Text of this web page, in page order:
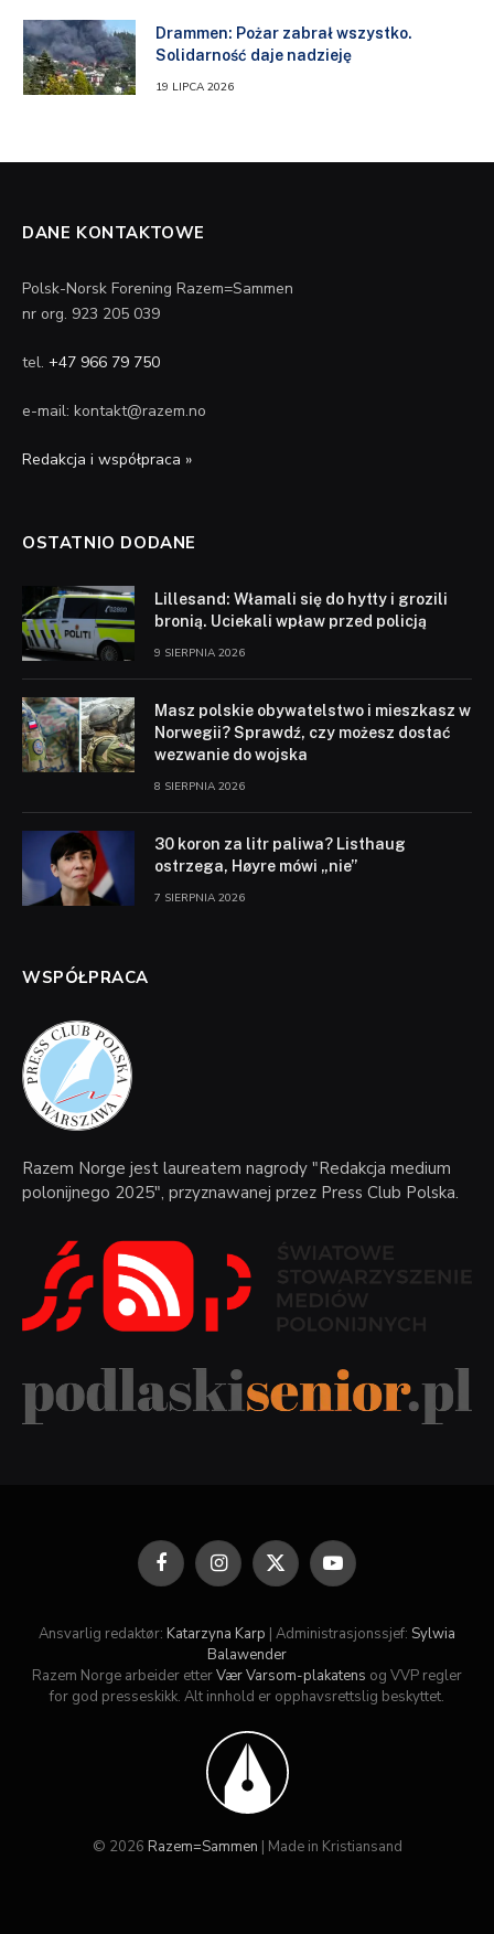
Drammen: Pożar zabrał wszystko.
Solidarność daje nadzieję
19 LIPCA 2026
DANE KONTAKTOWE
Polsk-Norsk Forening Razem=Sammen
nr org. 923 205 039
tel. +47 966 79 750
e-mail: kontakt@razem.no
Redakcja i współpraca »
OSTATNIO DODANE
Lillesand: Włamali się do hytty i grozili
bronią. Uciekali wpław przed policją
9 SIERPNIA 2026
Masz polskie obywatelstwo i mieszkasz w
Norwegii? Sprawdź, czy możesz dostać
wezwanie do wojska
8 SIERPNIA 2026
30 koron za litr paliwa? Listhaug
ostrzega, Høyre mówi „nie”
7 SIERPNIA 2026
WSPÓŁPRACA
Razem Norge jest laureatem nagrody "Redakcja medium
polonijnego 2025", przyznawanej przez Press Club Polska.
FacebookInstagram
X
(Twitter)
YouTube
Ansvarlig redaktør: Katarzyna Karp | Administrasjonssjef: Sylwia
Balawender
Razem Norge arbeider etterVær Varsom-plakatens og VVP regler
for god presseskikk. Alt innhold er opphavsrettslig beskyttet.
© 2026 Razem=Sammen | Made in Kristiansand